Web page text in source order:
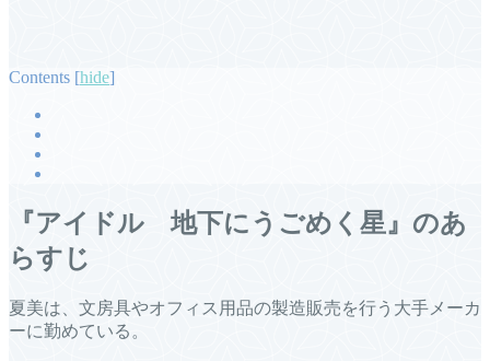
Contents [hide]
『アイドル 地下にうごめく星』のあ
らすじ
夏美は、文房具やオフィス用品の製造販売を行う大手メーカ
ーに勤めている。